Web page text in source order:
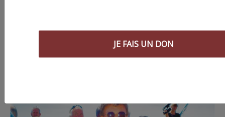
JE FAIS UN DON